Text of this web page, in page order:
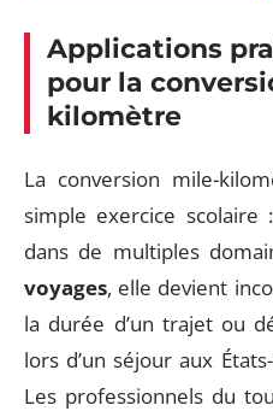
Applications
pour la
kilomètre
La conversion mile-
simple exercice scolaire
dans de multiples
voyages, elle devient
la durée d’un trajet ou
lors d’un séjour aux
Les professionnels du